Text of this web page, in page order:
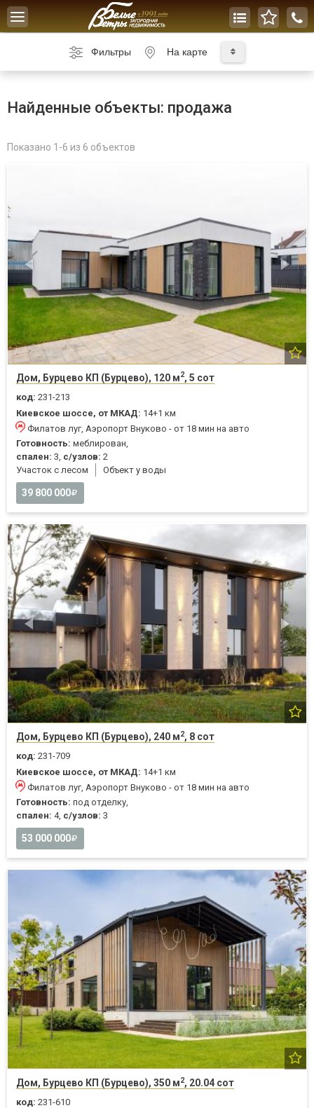
Toggle
navigation
Фильтры На карте
Найденные объекты: продажа
Показано 1-6 из 6 объектов
Дом, Бурцево КП (Бурцево), 120 м2, 5 сот
код: 231-213
Киевское шоссе, от МКАД: 14+1 км
Филатов луг, Аэропорт Внуково - от 18 мин на авто
Готовность: меблирован,
спален: 3, с/узлов: 2
Участок с лесом
Объект у воды
39 800 000
Дом, Бурцево КП (Бурцево), 240 м2, 8 сот
код: 231-709
Киевское шоссе, от МКАД: 14+1 км
Филатов луг, Аэропорт Внуково - от 18 мин на авто
Готовность: под отделку,
спален: 4, с/узлов: 3
53 000 000
Дом, Бурцево КП (Бурцево), 350 м2, 20.04 сот
код: 231-610